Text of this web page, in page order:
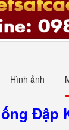
Hình ảnh
Đập